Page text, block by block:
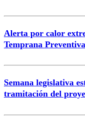
Alerta por calor
Temprana
Semana legislativa
tramitación del